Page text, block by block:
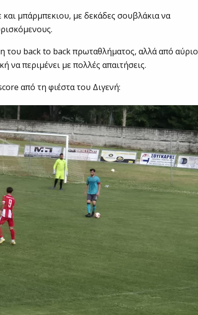
μπάρμπεκιου, με δεκάδες σουβλάκια να
του back to back πρωταθλήματος, αλλά από αύριο
να περιμένει με πολλές απαιτήσεις.
από τη φιέστα του Διγενή: